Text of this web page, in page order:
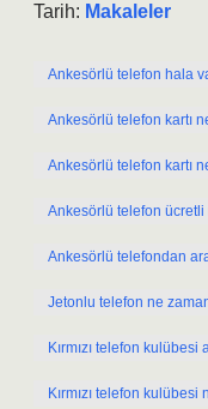
Tarih: Makaleler
Ankesörlü telefon hala
Ankesörlü telefon kartı
Ankesörlü telefon kartı
Ankesörlü telefon ücretli
Ankesörlü telefondan
Jetonlu telefon ne zaman
Kırmızı telefon kulübesi
Kırmızı telefon kulübesi